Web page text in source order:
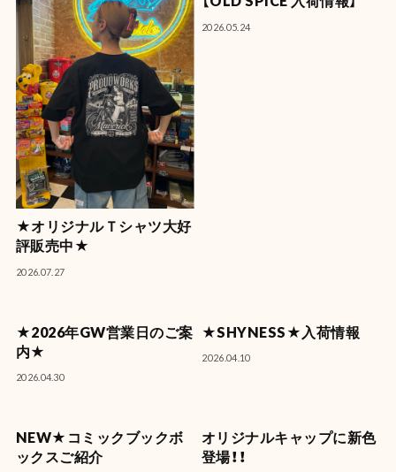
★オリジナルＴシャツ大好
評販売中★
2026.07.27